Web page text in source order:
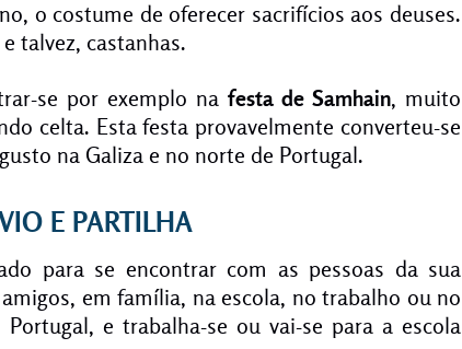
o costume de oferecer sacrifícios aos deuses.
talvez, castanhas.
se por exemplo na festa de Samhain, muito
celta. Esta festa provavelmente converteu-se
na Galiza e no norte de Portugal.
e partilha
para se encontrar com as pessoas da sua
em família, na escola, no trabalho ou no
e trabalha-se ou vai-se para a escola